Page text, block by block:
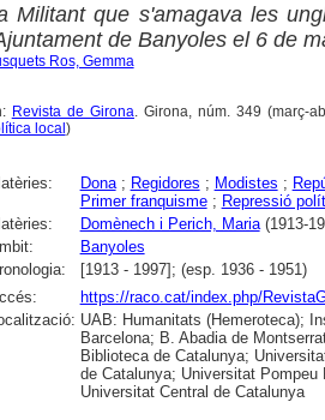
Militant que s'amagava les
de Banyoles el 6 de
Ros, Gemma
Revista de Girona. Girona, núm. 349 (març-
local)
Dona; Regidores ; Modistes ;
Primer franquisme; Repressió
Domènech i Perich, Maria(1913-
Banyoles
[1913 - 1997]; (esp. 1936 - 1951)
https://raco.cat/index.php/
UAB: Humanitats (Hemeroteca);
Barcelona; B. Abadia de
Biblioteca de Catalunya;
de Catalunya; Universitat
Universitat Central de Catalunya